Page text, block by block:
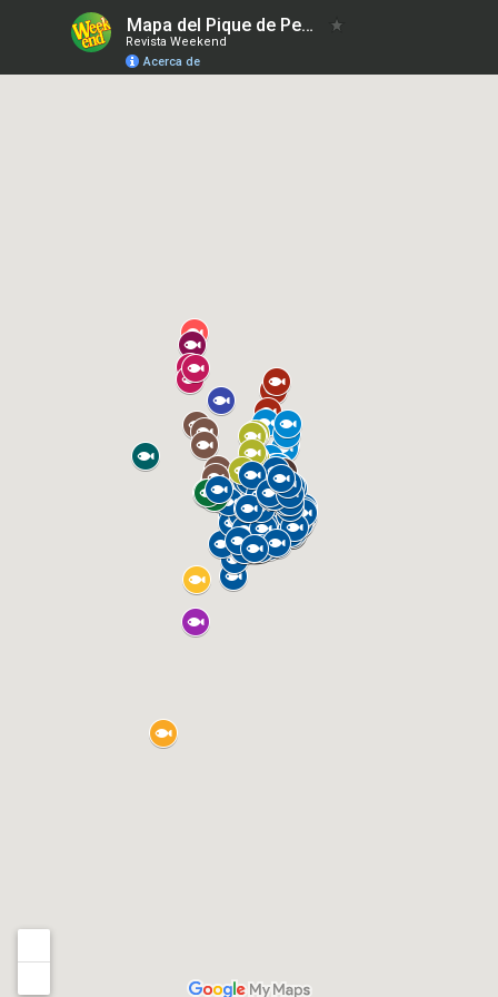
Mapa del Pique de Pesca 10-2-2023
Revista Weekend
Acerca de